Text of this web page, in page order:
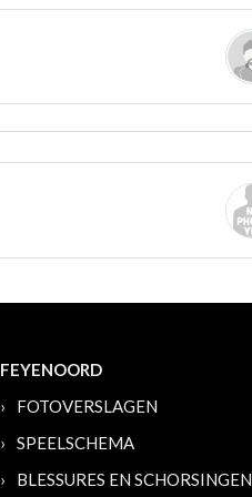
FEYENOORD
FOTOVERSLAGEN
SPEELSCHEMA
BLESSURES EN SCHORSINGEN